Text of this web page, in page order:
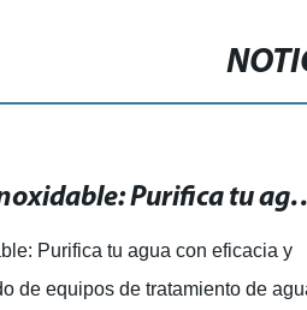
Filtro de agua inoxidable:
Purifica tu agua con eficacia y
de equipos de tratamiento de